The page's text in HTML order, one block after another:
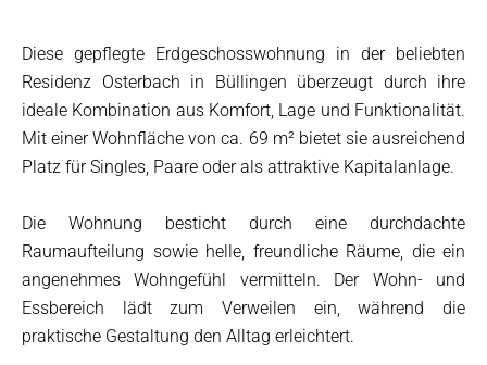
Diese gepflegte Erdgeschosswohnung in der beliebten
Residenz Osterbach in Büllingen überzeugt durch ihre
ideale Kombination aus Komfort, Lage und Funktionalität.
Mit einer Wohnfläche von ca. 69 m² bietet sie ausreichend
Platz für Singles, Paare oder als attraktive Kapitalanlage.
Die Wohnung besticht durch eine durchdachte
Raumaufteilung sowie helle, freundliche Räume, die ein
angenehmes Wohngefühl vermitteln. Der Wohn- und
Essbereich lädt zum Verweilen ein, während die
praktische Gestaltung den Alltag erleichtert.